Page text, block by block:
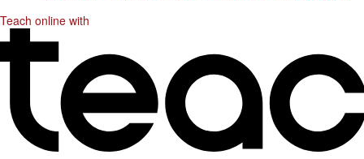
Teach online with